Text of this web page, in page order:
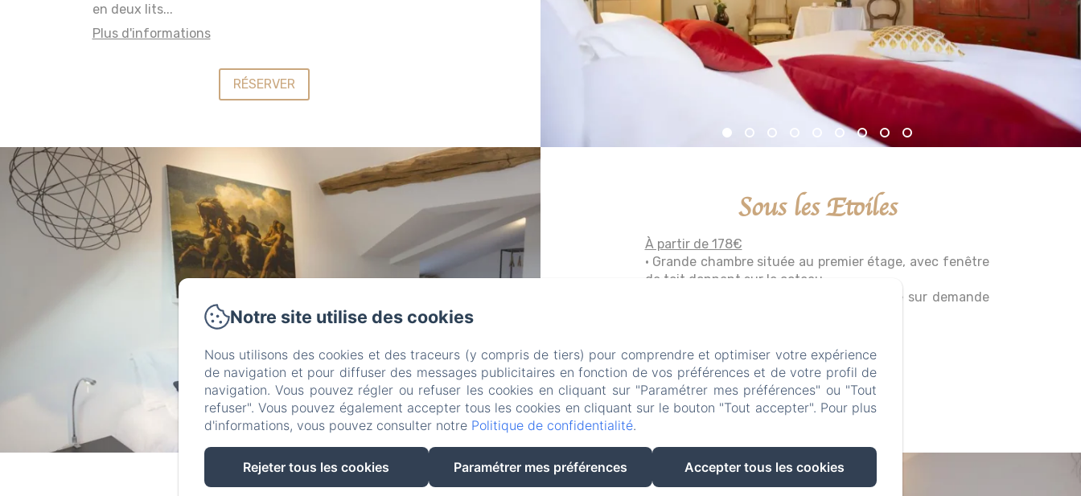
en deux lits...
Plus d'informations
RÉSERVER
Sous les Etoiles
À partir de 178€
• Grande chambre située au premier étage, avec fenêtre
de toit donnant sur le coteau
• Un grand lit (180x200cm) transformable sur demande
RÉSERVER
Notre site utilise des cookies
Nous utilisons des cookies et des traceurs (y compris de tiers) pour comprendre et optimiser votre expérience
de navigation et pour diffuser des messages publicitaires en fonction de vos préférences et de votre profil de
navigation. Vous pouvez régler ou refuser les cookies en cliquant sur "Paramétrer mes préférences" ou "Tout
refuser". Vous pouvez également accepter tous les cookies en cliquant sur le bouton "Tout accepter". Pour plus
d'informations, vous pouvez consulter notre Politique de confidentialité.
Rejeter tous les cookies Paramétrer mes préférences Accepter tous les cookies